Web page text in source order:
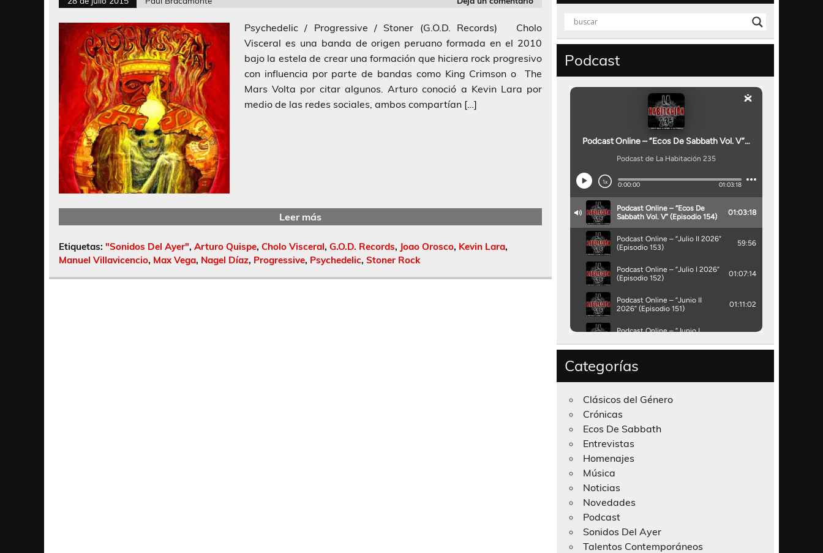
Psychedelic / Progressive / Stoner (G.O.D. Records) Cholo
Visceral es una banda de origen peruano formada en el 2010
bajo la estela de crear una formación que hiciera rock progresivo
con influencia por parte de bandas como King Crimson o The
Mars Volta por citar algunos. Arturo conoció a Kevin Lara por
medio de las redes sociales, ambos compartían […]
Leer más
Etiquetas: "Sonidos Del Ayer", Arturo Quispe, Cholo Visceral, G.O.D. Records, Joao Orosco, Kevin Lara,
Manuel Villavicencio, Max Vega, Nagel Díaz, Progressive, Psychedelic, Stoner Rock
Podcast
Categorías
Clásicos del Género
Crónicas
Ecos De Sabbath
Entrevistas
Homenajes
Música
Noticias
Novedades
Podcast
Sonidos Del Ayer
Talentos Contemporáneos